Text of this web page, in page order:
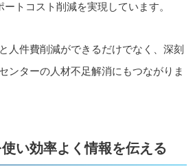
トコスト削減を実現しています。
人件費削減ができるだけでなく、深刻
ンターの人材不足解消にもつながりま
い効率よく情報を伝える